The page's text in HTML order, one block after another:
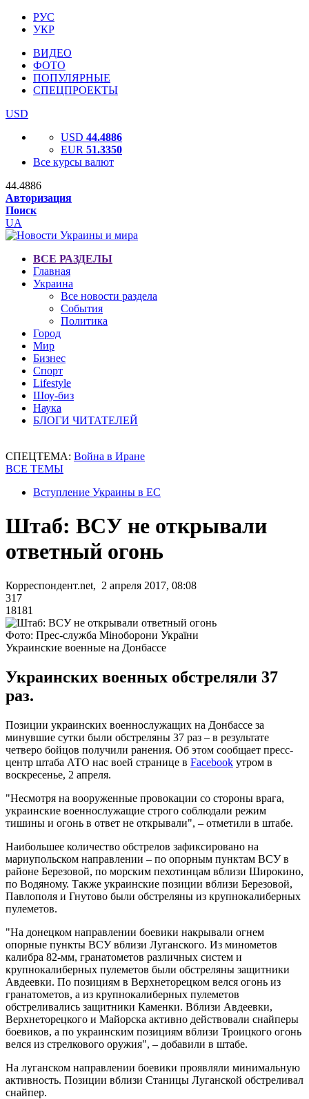
РУС
УКР
ВИДЕО
ФОТО
ПОПУЛЯРНЫЕ
СПЕЦПРОЕКТЫ
USD
USD 44.4886
EUR 51.3350
Все курсы валют
44.4886
Авторизация
Поиск
UA
ВСЕ РАЗДЕЛЫ
Главная
Украина
Все новости раздела
События
Политика
Город
Мир
Бизнес
Спорт
Lifestyle
Шоу-биз
Наука
БЛОГИ ЧИТАТЕЛЕЙ
СПЕЦТЕМА: Война в Иране
ВСЕ ТЕМЫ
Вступление Украины в ЕС
Штаб: ВСУ не открывали
ответный огонь
Корреспондент.net, 2 апреля 2017, 08:08
317
18181
Фото: Прес-служба Міноборони України
Украинские военные на Донбассе
Украинских военных обстреляли 37
раз.
Позиции украинских военнослужащих на Донбассе за
минувшие сутки были обстреляны 37 раз – в результате
четверо бойцов получили ранения. Об этом сообщает пресс-
центр штаба АТО нас воей странице в Facebook утром в
воскресенье, 2 апреля.
"Несмотря на вооруженные провокации со стороны врага,
украинские военнослужащие строго соблюдали режим
тишины и огонь в ответ не открывали", – отметили в штабе.
Наибольшее количество обстрелов зафиксировано на
мариупольском направлении – по опорным пунктам ВСУ в
районе Березовой, по морским пехотинцам вблизи Широкино,
по Водяному. Также украинские позиции вблизи Березовой,
Павлополя и Гнутово были обстреляны из крупнокалиберных
пулеметов.
"На донецком направлении боевики накрывали огнем
опорные пункты ВСУ вблизи Луганского. Из минометов
калибра 82-мм, гранатометов различных систем и
крупнокалиберных пулеметов были обстреляны защитники
Авдеевки. По позициям в Верхнеторецком велся огонь из
гранатометов, а из крупнокалиберных пулеметов
обстреливались защитники Каменки. Вблизи Авдеевки,
Верхнеторецкого и Майорска активно действовали снайперы
боевиков, а по украинским позициям вблизи Троицкого огонь
велся из стрелкового оружия", – добавили в штабе.
На луганском направлении боевики проявляли минимальную
активность. Позиции вблизи Станицы Луганской обстреливал
снайпер.